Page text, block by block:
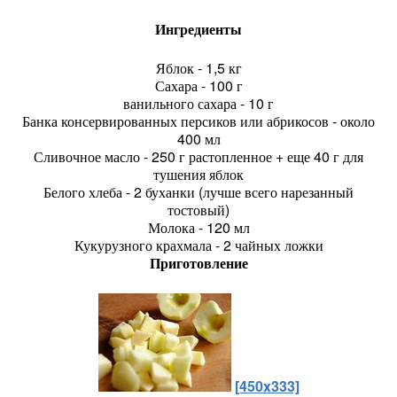
Ингредиенты
Яблок - 1,5 кг
Сахара - 100 г
ванильного сахара - 10 г
Банка консервированных персиков или абрикосов - около
400 мл
Сливочное масло - 250 г растопленное + еще 40 г для
тушения яблок
Белого хлеба - 2 буханки (лучше всего нарезанный
тостовый)
Молока - 120 мл
Кукурузного крахмала - 2 чайных ложки
Приготовление
[450x333]